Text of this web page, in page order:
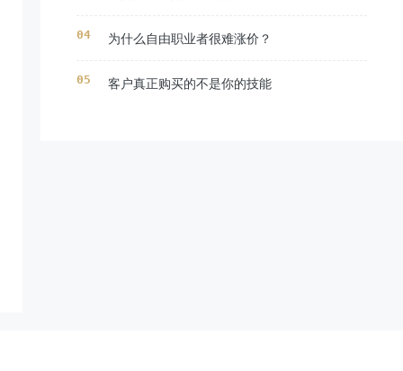
为什么自由职业者很难涨价？
客户真正购买的不是你的技能